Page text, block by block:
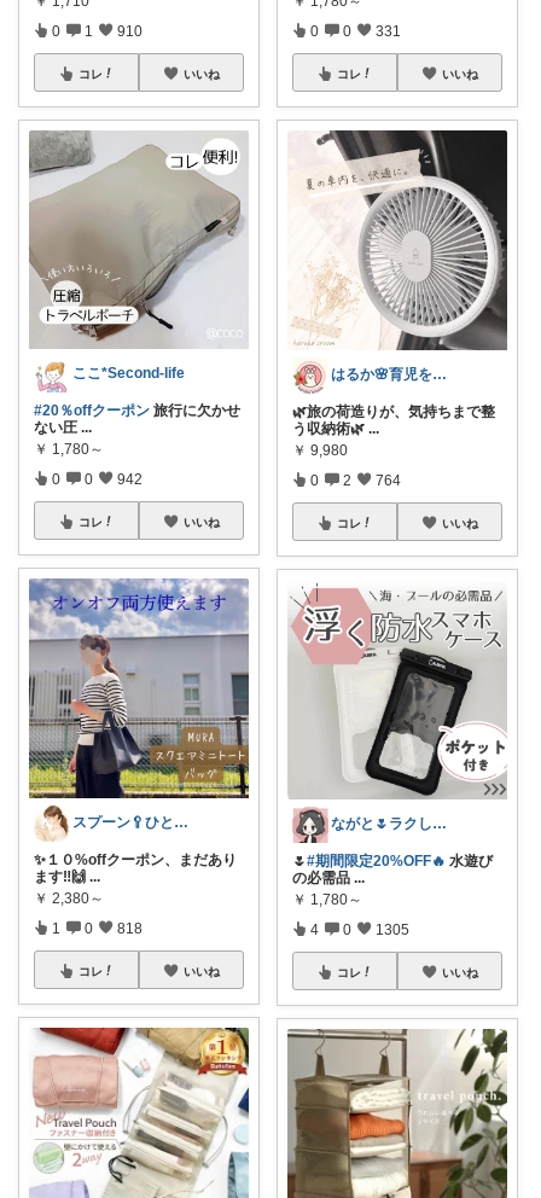
0 1 910
コレ いいね
ここ*Second-life
#20％offクーポン 旅行に欠かせ
ない圧 ...
￥ 1,780～
0 0 942
コレ いいね
スプーン🥄ひとさじの暮らし
✨１０%offクーポン、まだあり
ます‼️🙌 ...
￥ 2,380～
1 0 818
コレ いいね
0 0 331
コレ いいね
はるか🌸育児をラクに、もっと楽しく♪
🌿旅の荷造りが、気持ちまで整
う収納術🌿 ...
￥ 9,980
0 2 764
コレ いいね
ながと🌷ラクしてときめく暮らし
🌷#期間限定20%OFF🔥 水遊び
の必需品 ...
￥ 1,780～
4 0 1305
コレ いいね